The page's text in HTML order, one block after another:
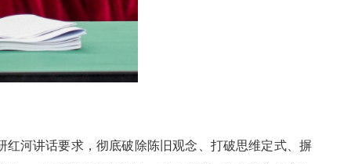
河讲话要求，彻底破除陈旧观念、打破思维定式、摒